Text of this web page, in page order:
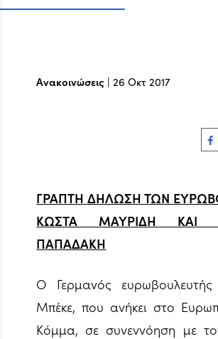
Ανακοινώσεις |26 Οκτ 2017
ΓΡΑΠΤΗ ΔΗΛΩΣΗ ΤΩΝ
ΚΩΣΤΑ ΜΑΥΡΙΔΗ ΚΑΙ
ΠΑΠΑΔΑΚΗ
Ο Γερμανός
Μπέκε, που ανήκει στο
Κόμμα, σε συνεννόηση με